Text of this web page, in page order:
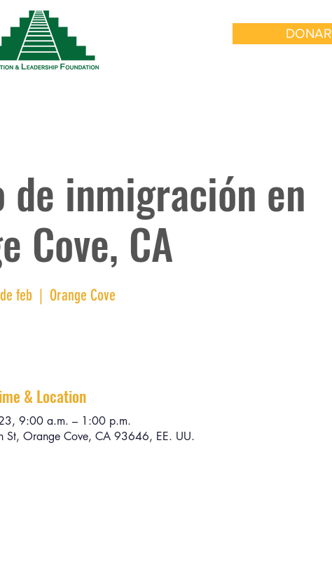
DONAR
inmigración en
Cove, CA
feb
  |
Orange Cove
& Location
9:00 a.m. – 1:00 p.m.
St, Orange Cove, CA 93646, EE. UU.